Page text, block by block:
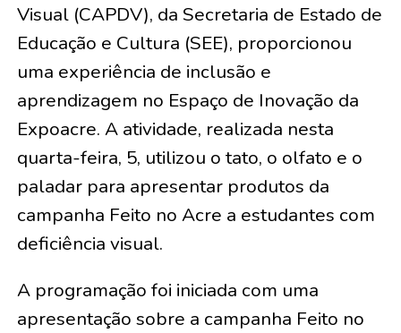
Visual (CAPDV), da Secretaria de Estado de
Educação e Cultura (SEE), proporcionou
uma experiência de inclusão e
aprendizagem no Espaço de Inovação da
Expoacre. A atividade, realizada nesta
quarta-feira, 5, utilizou o tato, o olfato e o
paladar para apresentar produtos da
campanha Feito no Acre a estudantes com
deficiência visual.
A programação foi iniciada com uma
apresentação sobre a campanha Feito no